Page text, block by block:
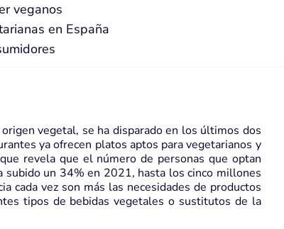
veganos
en España
vegetal, se ha disparado en los últimos dos
ya ofrecen platos aptos para vegetarianos y
revela que el número de personas que optan
subido un 34% en 2021, hasta los cinco millones
cada vez son más las necesidades de productos
tipos de bebidas vegetales o sustitutos de la